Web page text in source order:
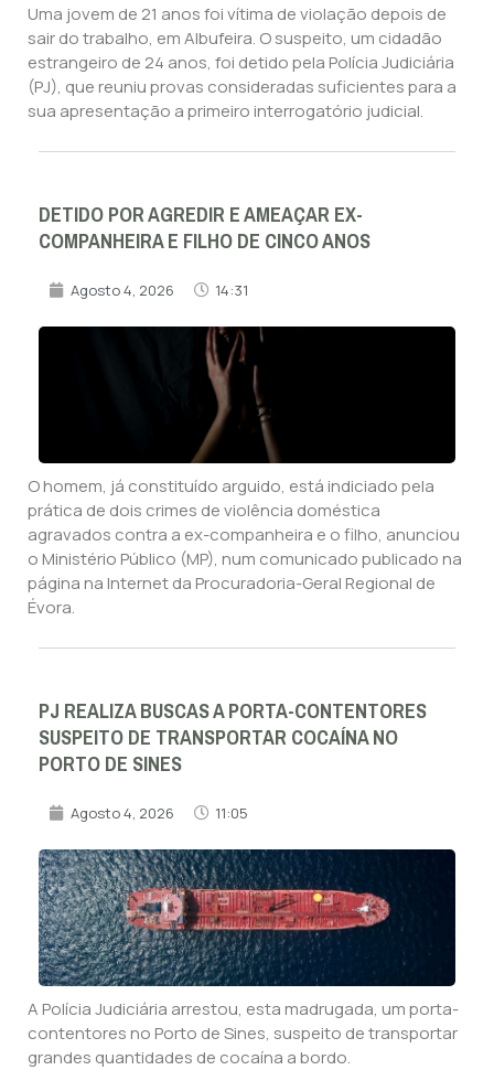
Uma jovem de 21 anos foi vítima de violação depois de
sair do trabalho, em Albufeira. O suspeito, um cidadão
estrangeiro de 24 anos, foi detido pela Polícia Judiciária
(PJ), que reuniu provas consideradas suficientes para a
sua apresentação a primeiro interrogatório judicial.
DETIDO POR AGREDIR E AMEAÇAR EX-
COMPANHEIRA E FILHO DE CINCO ANOS
Agosto 4, 2026 14:31
O homem, já constituído arguido, está indiciado pela
prática de dois crimes de violência doméstica
agravados contra a ex-companheira e o filho, anunciou
o Ministério Público (MP), num comunicado publicado na
página na Internet da Procuradoria-Geral Regional de
Évora.
PJ REALIZA BUSCAS A PORTA-CONTENTORES
SUSPEITO DE TRANSPORTAR COCAÍNA NO
PORTO DE SINES
Agosto 4, 2026 11:05
A Polícia Judiciária arrestou, esta madrugada, um porta-
contentores no Porto de Sines, suspeito de transportar
grandes quantidades de cocaína a bordo.